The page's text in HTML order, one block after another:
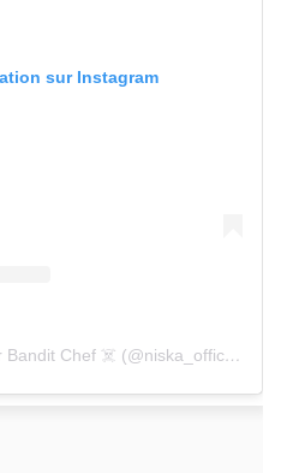
sur Instagram
Une publication partagée par Bandit Chef ☠️ (@niska_officiel)